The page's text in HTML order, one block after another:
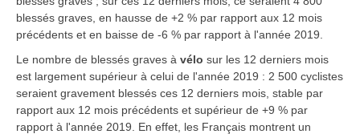
blessés graves, en hausse de +2 % par rapport aux 12 mois
précédents et en baisse de -6 % par rapport à l'année 2019.
Le nombre de blessés graves à vélo sur les 12 derniers mois
est largement supérieur à celui de l'année 2019 : 2 500 cyclistes
seraient gravement blessés ces 12 derniers mois, stable par
rapport aux 12 mois précédents et supérieur de +9 % par
rapport à l'année 2019. En effet, les Français montrent un